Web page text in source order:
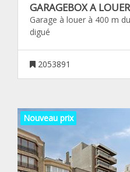
GARAGEBOX A LOUER
Garage à louer à 400 m
digué
2053891
Nouveau prix